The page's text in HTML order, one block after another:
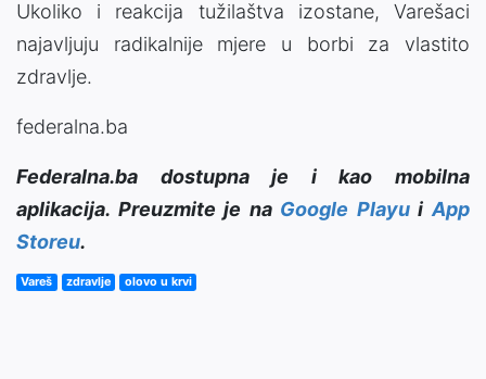
Ukoliko i reakcija tužilaštva izostane, Varešaci
najavljuju radikalnije mjere u borbi za vlastito
zdravlje.
federalna.ba
Federalna.ba dostupna je i kao mobilna
aplikacija. Preuzmite je na Google PlayuiApp
Storeu.
Vareš zdravlje olovo u krvi